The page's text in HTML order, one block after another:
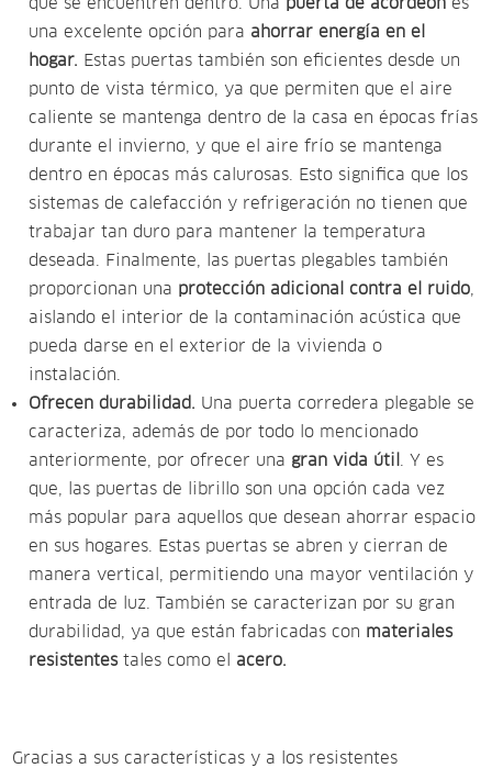
que se encuentren dentro. Una puerta de acordeón es
una excelente opción para ahorrar energía en el
hogar. Estas puertas también son eficientes desde un
punto de vista térmico, ya que permiten que el aire
caliente se mantenga dentro de la casa en épocas frías
durante el invierno, y que el aire frío se mantenga
dentro en épocas más calurosas. Esto significa que los
sistemas de calefacción y refrigeración no tienen que
trabajar tan duro para mantener la temperatura
deseada. Finalmente, las puertas plegables también
proporcionan una protección adicional contra el ruido,
aislando el interior de la contaminación acústica que
pueda darse en el exterior de la vivienda o
instalación.
Ofrecen durabilidad. Una puerta corredera plegable se
caracteriza, además de por todo lo mencionado
anteriormente, por ofrecer una gran vida útil . Y es
que, las puertas de librillo son una opción cada vez
más popular para aquellos que desean ahorrar espacio
en sus hogares. Estas puertas se abren y cierran de
manera vertical, permitiendo una mayor ventilación y
entrada de luz. También se caracterizan por su gran
durabilidad, ya que están fabricadas con materiales
resistentestales como el acero.
Gracias a sus características y a los resistentes